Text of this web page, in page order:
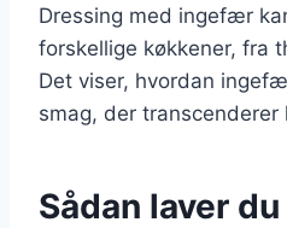
Dressing med ingefær
forskellige køkkener, fra
Det viser, hvordan
smag, der
Sådan laver